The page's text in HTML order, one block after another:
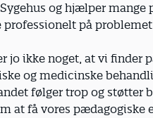
og hjælper mange
professionelt på
jo ikke noget, at vi finder
og medicinske
følger trop og støtter
at få vores pædagogiske